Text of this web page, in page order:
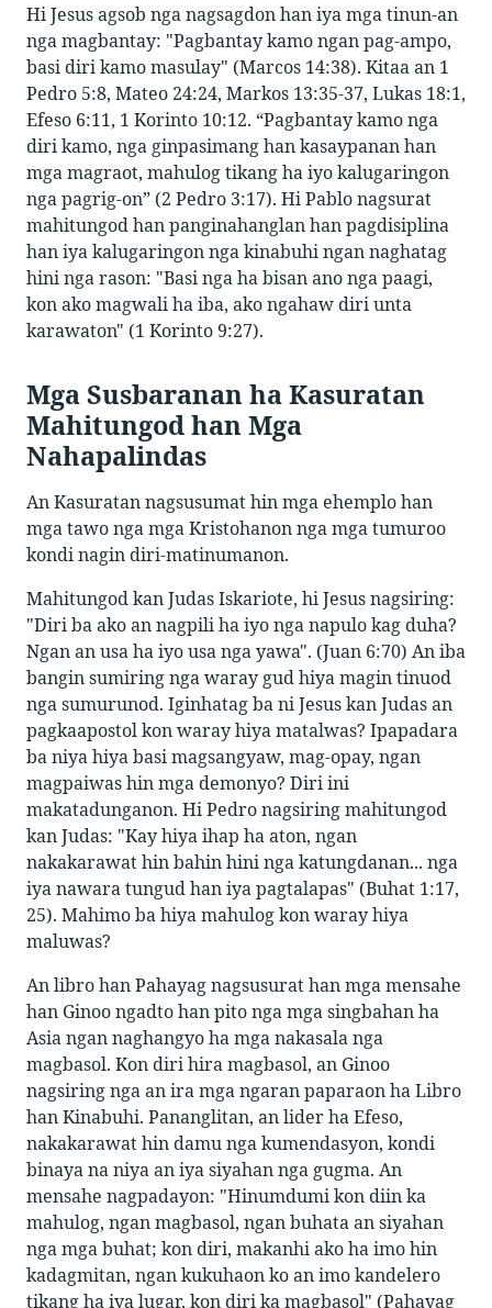
Hi Jesus agsob nga nagsagdon han iya mga tinun-an
nga magbantay: "Pagbantay kamo ngan pag-ampo,
basi diri kamo masulay" (Marcos 14:38). Kitaa an 1
Pedro 5:8, Mateo 24:24, Markos 13:35-37, Lukas 18:1,
Efeso 6:11, 1 Korinto 10:12. “Pagbantay kamo nga
diri kamo, nga ginpasimang han kasaypanan han
mga magraot, mahulog tikang ha iyo kalugaringon
nga pagrig-on” (2 Pedro 3:17). Hi Pablo nagsurat
mahitungod han panginahanglan han pagdisiplina
han iya kalugaringon nga kinabuhi ngan naghatag
hini nga rason: "Basi nga ha bisan ano nga paagi,
kon ako magwali ha iba, ako ngahaw diri unta
karawaton" (1 Korinto 9:27).
Mga Susbaranan ha Kasuratan
Mahitungod han Mga
Nahapalindas
An Kasuratan nagsusumat hin mga ehemplo han
mga tawo nga mga Kristohanon nga mga tumuroo
kondi nagin diri-matinumanon.
Mahitungod kan Judas Iskariote, hi Jesus nagsiring:
"Diri ba ako an nagpili ha iyo nga napulo kag duha?
Ngan an usa ha iyo usa nga yawa". (Juan 6:70) An iba
bangin sumiring nga waray gud hiya magin tinuod
nga sumurunod. Iginhatag ba ni Jesus kan Judas an
pagkaapostol kon waray hiya matalwas? Ipapadara
ba niya hiya basi magsangyaw, mag-opay, ngan
magpaiwas hin mga demonyo? Diri ini
makatadunganon. Hi Pedro nagsiring mahitungod
kan Judas: "Kay hiya ihap ha aton, ngan
nakakarawat hin bahin hini nga katungdanan... nga
iya nawara tungud han iya pagtalapas" (Buhat 1:17,
25). Mahimo ba hiya mahulog kon waray hiya
maluwas?
An libro han Pahayag nagsusurat han mga mensahe
han Ginoo ngadto han pito nga mga singbahan ha
Asia ngan naghangyo ha mga nakasala nga
magbasol. Kon diri hira magbasol, an Ginoo
nagsiring nga an ira mga ngaran paparaon ha Libro
han Kinabuhi. Pananglitan, an lider ha Efeso,
nakakarawat hin damu nga kumendasyon, kondi
binaya na niya an iya siyahan nga gugma. An
mensahe nagpadayon: "Hinumdumi kon diin ka
mahulog, ngan magbasol, ngan buhata an siyahan
nga mga buhat; kon diri, makanhi ako ha imo hin
kadagmitan, ngan kukuhaon ko an imo kandelero
tikang ha iya lugar, kon diri ka magbasol" (Pahayag